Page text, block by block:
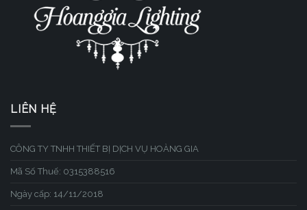
LIÊN HỆ
CÔNG TY TNHH THIẾT BỊ DỊCH VỤ HOÀNG GIA
Mã Số Thuế: 0315388516
Ngày cấp: 14/11/2018